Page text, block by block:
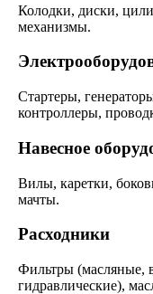
Колодки, диски,
механизмы.
Стартеры,
контроллеры,
Навесное
Вилы, каретки,
мачты.
Расходники
Фильтры (масляные,
гидравлические),